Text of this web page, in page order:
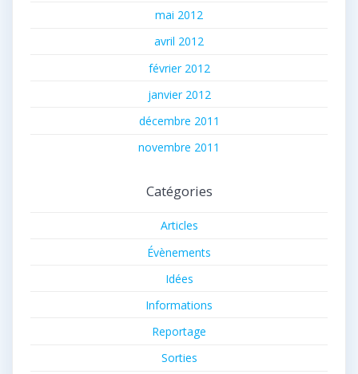
mai 2012
avril 2012
février 2012
janvier 2012
décembre 2011
novembre 2011
Catégories
Articles
Évènements
Idées
Informations
Reportage
Sorties